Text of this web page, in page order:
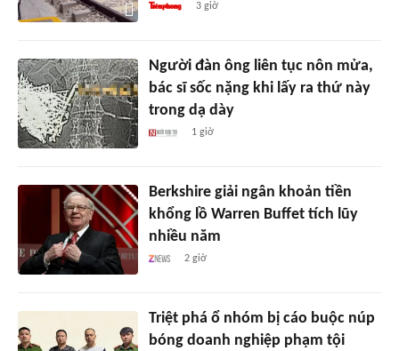
3 giờ
Người đàn ông liên tục nôn mửa,
bác sĩ sốc nặng khi lấy ra thứ này
trong dạ dày
1 giờ
Berkshire giải ngân khoản tiền
khổng lồ Warren Buffet tích lũy
nhiều năm
2 giờ
Triệt phá ổ nhóm bị cáo buộc núp
bóng doanh nghiệp phạm tội